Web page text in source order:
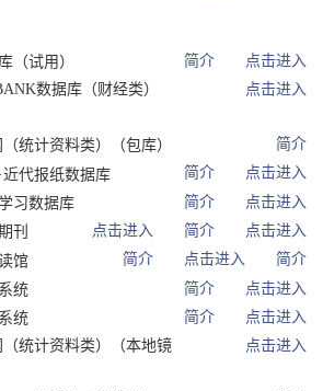
（试用） 点击进入
简介
数据库（财经类）
点击进入
简介
统计资料类）（包库）
点击进入
简介
近代报纸数据库
点击进入
简介
习数据库
点击进入
简介
刊
点击进入
简介
馆 点击进入
简介
统
点击进入
简介
统
点击进入
简介
（统计资料类）（本地镜
点击进入